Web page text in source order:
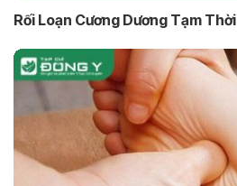
Rối Loạn Cương Dương Tạm Thời